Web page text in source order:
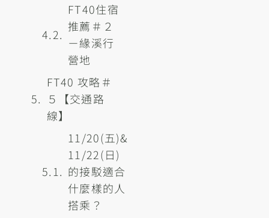
FT40住宿
推薦＃２
－緣溪行
營地
FT40 攻略＃
５【交通路
線】
11/20(五)&
11/22(日)
的接駁適合
什麼樣的人
搭乘？